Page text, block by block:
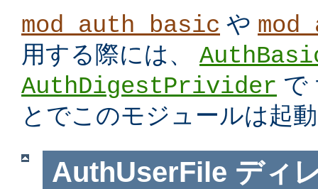
mod_auth_basic や
用する際には、
AuthDigestPrivider で
とでこのモジュールは起
AuthUserFile ディ